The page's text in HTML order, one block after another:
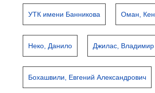
УТК имени Банникова Оман, Кен
Неко, Данило Джилас, Владимир
Бохашвили, Евгений Александрович